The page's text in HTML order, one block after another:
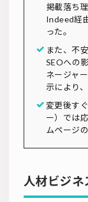
掲載落ち
Indeed経
った。
また、不
SEOへの
ネージャ
示により
変更後す
ー）では
ムページ
人材ビジ